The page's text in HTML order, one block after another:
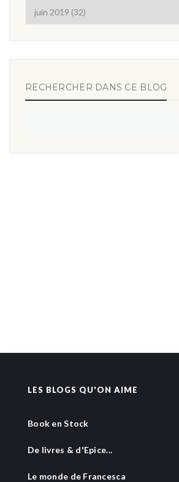
RECHERCHER DANS CE BLOG
LES BLOGS QU'ON AIME
Book en Stock
De livres & d'Epice...
Le monde de Francesca